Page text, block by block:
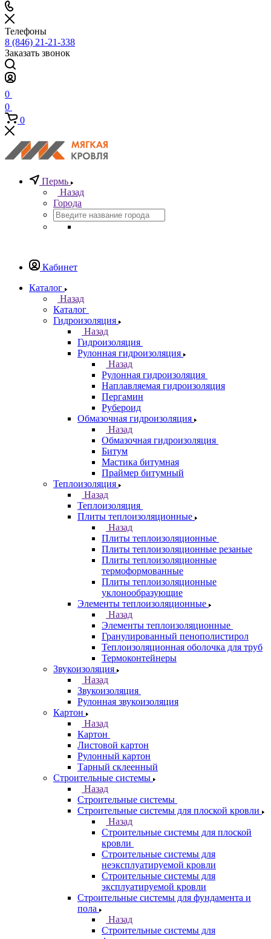
Телефоны
8 (846) 21-21-338
Заказать звонок
0
0
0
Пермь
Назад
Города
Кабинет
Каталог
Назад
Каталог
Гидроизоляция
Назад
Гидроизоляция
Рулонная гидроизоляция
Назад
Рулонная гидроизоляция
Наплавляемая гидроизоляция
Пергамин
Рубероид
Обмазочная гидроизоляция
Назад
Обмазочная гидроизоляция
Битум
Мастика битумная
Праймер битумный
Теплоизоляция
Назад
Теплоизоляция
Плиты теплоизоляционные
Назад
Плиты теплоизоляционные
Плиты теплоизоляционные резаные
Плиты теплоизоляционные
термоформованные
Плиты теплоизоляционные
уклонообразующие
Элементы теплоизоляционные
Назад
Элементы теплоизоляционные
Гранулированный пенополистирол
Теплоизоляционная оболочка для труб
Термоконтейнеры
Звукоизоляция
Назад
Звукоизоляция
Рулонная звукоизоляция
Картон
Назад
Картон
Листовой картон
Рулонный картон
Тарный склеенный
Строительные системы
Назад
Строительные системы
Строительные системы для плоской кровли
Назад
Строительные системы для плоской
кровли
Строительные системы для
неэксплуатируемой кровли
Строительные системы для
эксплуатируемой кровли
Строительные системы для фундамента и
пола
Назад
Строительные системы для